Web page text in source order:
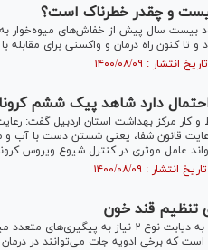
و چقدر خطرناک است؟
بیست سال پیش از خفاش‌های میوه‌خوار
و تا کنون راه درمان و واکسنی برای مقابله
دارد شاهد پیک ششم
کار مرکز بهداشت استان اردبیل گفت:
قانون شفا، یعنی شستن دست با آب و
عامل موثری در کنترل شیوع ویروس
تنظیم قند خون
اگرچه بیماران مبتلا به دیابت نوع ۲
که برخی ادویه جات می‌توانند در درمان